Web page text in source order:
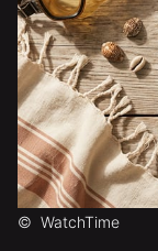
© WatchTime